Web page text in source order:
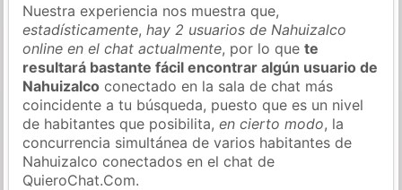
Nuestra experiencia nos muestra que,
estadísticamente,hay 2 usuarios de Nahuizalco
online en el chat actualmente, por lo quete
resultará bastante fácil encontrar algún usuario de
Nahuizalco conectado en la sala de chat más
coincidente a tu búsqueda, puesto que es un nivel
de habitantes que posibilita,en cierto modo, la
concurrencia simultánea de varios habitantes de
Nahuizalco conectados en el chat de
QuieroChat.Com.